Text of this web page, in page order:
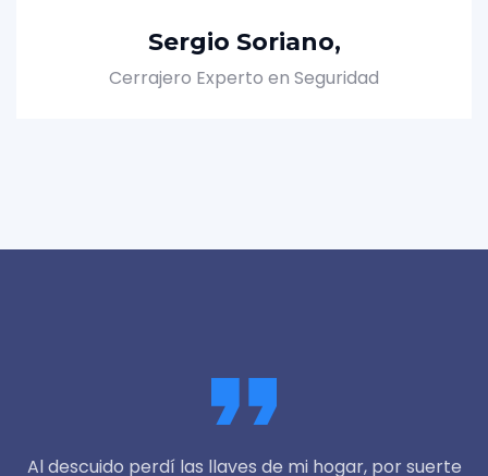
Sergio Soriano,
Cerrajero Experto en Seguridad
Al descuido perdí las llaves de mi hogar, por suerte